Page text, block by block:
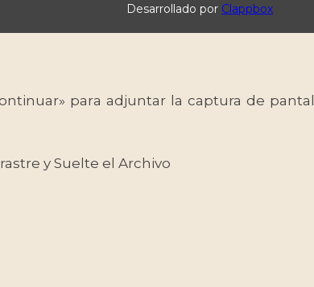
Desarrollado por Clappbox
para adjuntar la captura de
y Suelte el Archivo